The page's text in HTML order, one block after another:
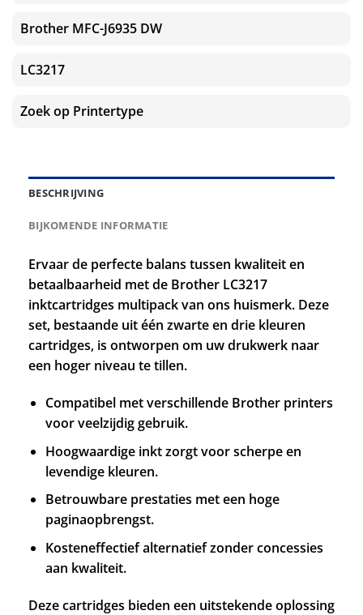
Brother MFC-J6935 DW
LC3217
Zoek op Printertype
BESCHRIJVING
BIJKOMENDE INFORMATIE
Ervaar de perfecte balans tussen kwaliteit en
betaalbaarheid met de Brother LC3217
inktcartridges multipack van ons huismerk. Deze
set, bestaande uit één zwarte en drie kleuren
cartridges, is ontworpen om uw drukwerk naar
een hoger niveau te tillen.
Compatibel met verschillende Brother printers
voor veelzijdig gebruik.
Hoogwaardige inkt zorgt voor scherpe en
levendige kleuren.
Betrouwbare prestaties met een hoge
paginaopbrengst.
Kosteneffectief alternatief zonder concessies
aan kwaliteit.
Deze cartridges bieden een uitstekende oplossing